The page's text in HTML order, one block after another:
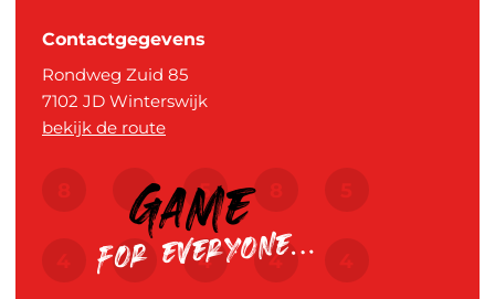
Contactgegevens
Rondweg Zuid 85
7102 JD Winterswijk
bekijk de route